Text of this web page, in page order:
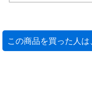
この商品を買った人